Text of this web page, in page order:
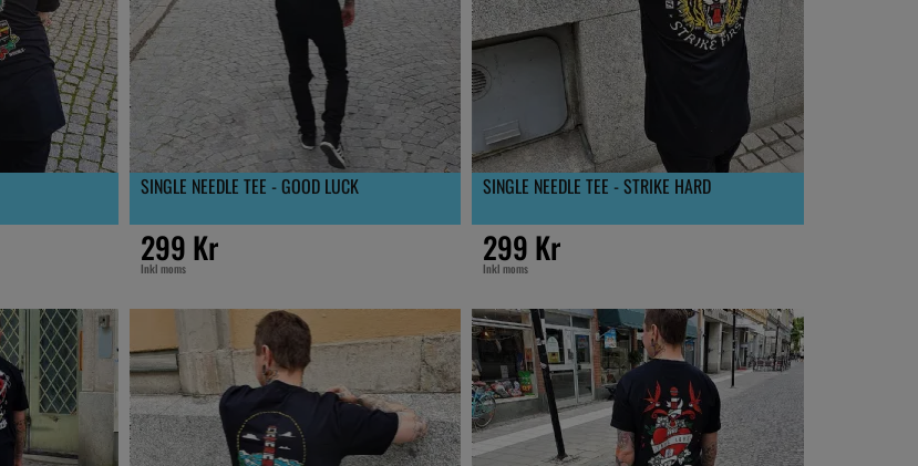
SINGLE NEEDLE TEE - GOOD LUCK
299 Kr
Inkl moms
SINGLE NEEDLE TEE - STRIKE HARD
299 Kr
Inkl moms